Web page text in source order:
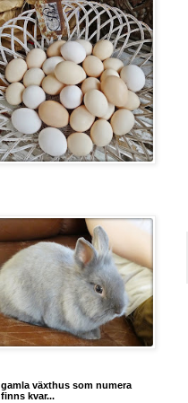
växthus som numera
kvar...